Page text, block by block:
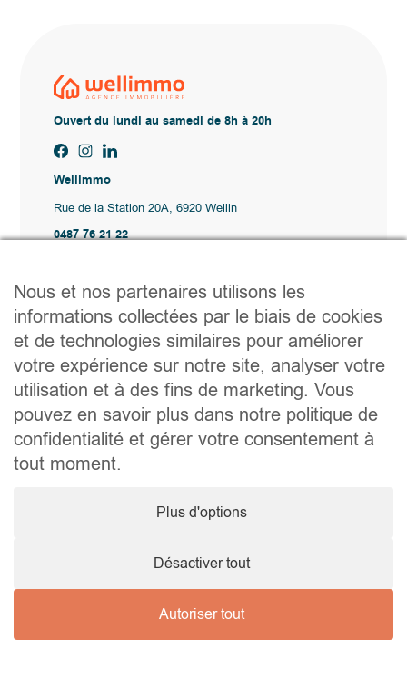
Ouvert du lundi au samedi de 8h à 20h
Wellimmo
Rue de la Station 20A, 6920 Wellin
0487 76 21 22
Acheter
Louer
Vendre
Contact
Liens utiles
Conseils pratiques pour vendre ou louer
Préparer un déménagement
Documents utiles
Notaire.be
Agent immobilier courtier, agrégation octroyée en Belgique
Protection des données personnelles•Mentions légales•Cookies
Nous et nos partenaires utilisons les
informations collectées par le biais de cookies
et de technologies similaires pour améliorer
votre expérience sur notre site, analyser votre
utilisation et à des fins de marketing. Vous
pouvez en savoir plus dans notre politique de
confidentialité et gérer votre consentement à
tout moment.
Plus d'options
Désactiver tout
Autoriser tout